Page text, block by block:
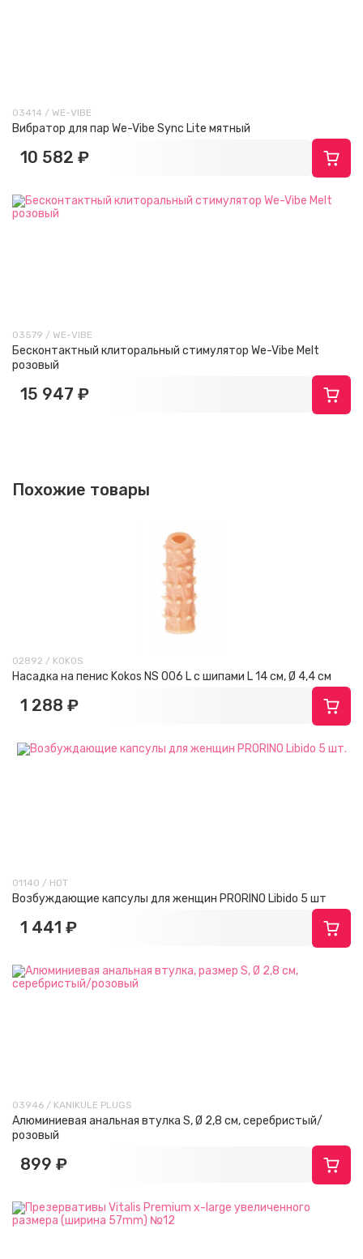
03414 / WE-VIBE
Вибратор для пар We-Vibe Sync Lite мятный
10 582 ₽
03579 / WE-VIBE
Бесконтактный клиторальный стимулятор We-Vibe Melt
розовый
15 947 ₽
Похожие товары
02892 / KOKOS
Насадка на пенис Kokos NS 006 L с шипами L 14 cм, Ø 4,4 см
1 288 ₽
01140 / HOT
Возбуждающие капсулы для женщин PRORINO Libido 5 шт
1 441 ₽
03946 / KANIKULE PLUGS
Алюминиевая анальная втулка S, Ø 2,8 см, серебристый/
розовый
899 ₽